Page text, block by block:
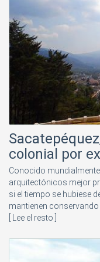
colonial por
Conocido
arquitectónicos mejor
si el tiempo se hubiese
mantienen conservando
[ Lee el resto ]